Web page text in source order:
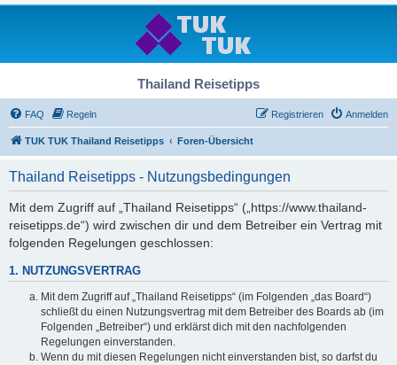
Thailand Reisetipps
FAQ Regeln Anmelden
Registrieren
TUK TUK Thailand Reisetipps Foren-Übersicht
Thailand Reisetipps - Nutzungsbedingungen
Mit dem Zugriff auf „Thailand Reisetipps“ („https://www.thailand-
reisetipps.de“) wird zwischen dir und dem Betreiber ein Vertrag mit
folgenden Regelungen geschlossen:
1. NUTZUNGSVERTRAG
Mit dem Zugriff auf „Thailand Reisetipps“ (im Folgenden „das Board“)
schließt du einen Nutzungsvertrag mit dem Betreiber des Boards ab (im
Folgenden „Betreiber“) und erklärst dich mit den nachfolgenden
Regelungen einverstanden.
Wenn du mit diesen Regelungen nicht einverstanden bist, so darfst du